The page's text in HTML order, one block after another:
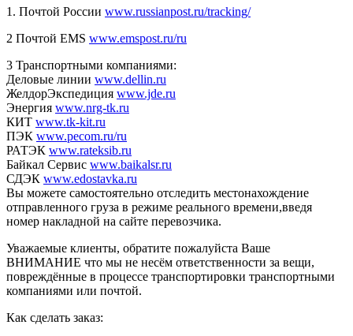
1. Почтой России www.russianpost.ru/tracking/
2 Почтой EMS www.emspost.ru/ru
3 Транспортными компаниями:
Деловые линии www.dellin.ru
ЖелдорЭкспедиция www.jde.ru
Энергия www.nrg-tk.ru
КИТ www.tk-kit.ru
ПЭК www.pecom.ru/ru
РАТЭК www.rateksib.ru
Байкал Сервис www.baikalsr.ru
СДЭК www.edostavka.ru
Вы можете самостоятельно отследить местонахождение
отправленного груза в режиме реального времени,введя
номер накладной на сайте перевозчика.
Уважаемые клиенты, обратите пожалуйста Ваше
ВНИМАНИЕ что мы не несём ответственности за вещи,
повреждённые в процессе транспортировки транспортными
компаниями или почтой.
Как сделать заказ: